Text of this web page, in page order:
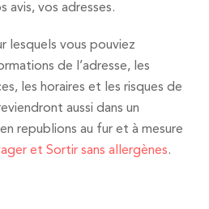
avis, vos adresses.
lesquels vous pouviez
de l’adresse, les
les horaires et les risques de
aussi dans un
republions au fur et à mesure
et Sortir sans allergènes.